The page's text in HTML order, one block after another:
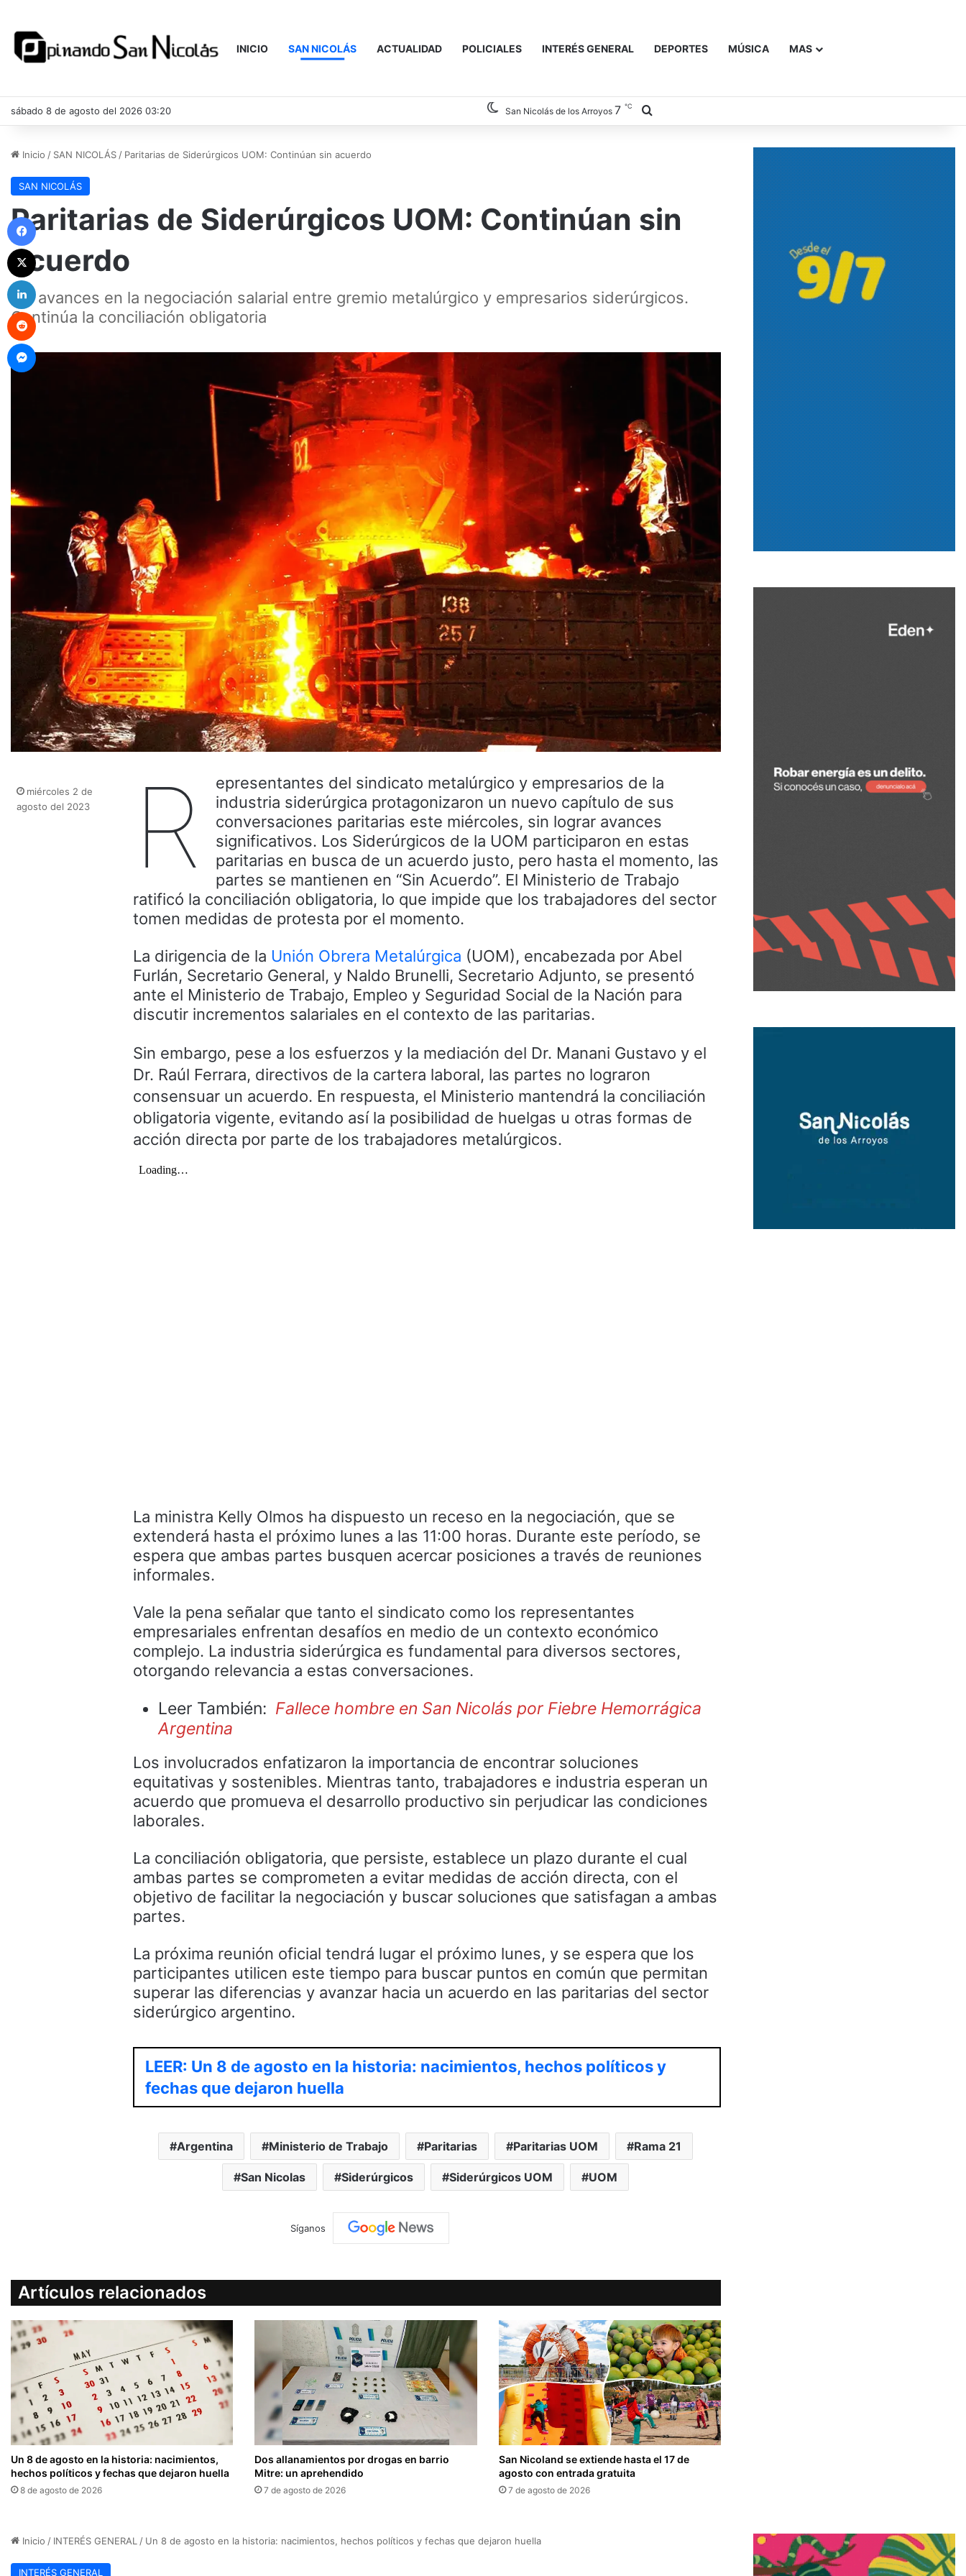
INICIO SAN NICOLÁS ACTUALIDAD POLICIALES INTERÉS GENERAL DEPORTES MÚSICA MAS
sábado 8 de agosto del 2026 03:20 San Nicolás de los Arroyos 7 ℃ Buscar
Inicio / SAN NICOLÁS / Paritarias de Siderúrgicos UOM: Continúan sin acuerdo
SAN NICOLÁS
Paritarias de Siderúrgicos UOM: Continúan sin
acuerdo
Sin avances en la negociación salarial entre gremio metalúrgico y empresarios siderúrgicos.
Continúa la conciliación obligatoria
R
epresentantes del sindicato metalúrgico y empresarios de la
industria siderúrgica protagonizaron un nuevo capítulo de sus
conversaciones paritarias este miércoles, sin lograr avances
significativos. Los Siderúrgicos de la UOM participaron en estas
paritarias en busca de un acuerdo justo, pero hasta el momento, las
partes se mantienen en “Sin Acuerdo”. El Ministerio de Trabajo
ratificó la conciliación obligatoria, lo que impide que los trabajadores del sector
tomen medidas de protesta por el momento.
La dirigencia de la Unión Obrera Metalúrgica (UOM), encabezada por Abel
Furlán, Secretario General, y Naldo Brunelli, Secretario Adjunto, se presentó
ante el Ministerio de Trabajo, Empleo y Seguridad Social de la Nación para
discutir incrementos salariales en el contexto de las paritarias.
Sin embargo, pese a los esfuerzos y la mediación del Dr. Manani Gustavo y el
Dr. Raúl Ferrara, directivos de la cartera laboral, las partes no lograron
consensuar un acuerdo. En respuesta, el Ministerio mantendrá la conciliación
obligatoria vigente, evitando así la posibilidad de huelgas u otras formas de
acción directa por parte de los trabajadores metalúrgicos.
La ministra Kelly Olmos ha dispuesto un receso en la negociación, que se
extenderá hasta el próximo lunes a las 11:00 horas. Durante este período, se
espera que ambas partes busquen acercar posiciones a través de reuniones
informales.
Vale la pena señalar que tanto el sindicato como los representantes
empresariales enfrentan desafíos en medio de un contexto económico
complejo. La industria siderúrgica es fundamental para diversos sectores,
otorgando relevancia a estas conversaciones.
Leer También: Fallece hombre en San Nicolás por Fiebre Hemorrágica
Argentina
Los involucrados enfatizaron la importancia de encontrar soluciones
equitativas y sostenibles. Mientras tanto, trabajadores e industria esperan un
acuerdo que promueva el desarrollo productivo sin perjudicar las condiciones
laborales.
La conciliación obligatoria, que persiste, establece un plazo durante el cual
ambas partes se comprometen a evitar medidas de acción directa, con el
objetivo de facilitar la negociación y buscar soluciones que satisfagan a ambas
partes.
La próxima reunión oficial tendrá lugar el próximo lunes, y se espera que los
participantes utilicen este tiempo para buscar puntos en común que permitan
superar las diferencias y avanzar hacia un acuerdo en las paritarias del sector
siderúrgico argentino.
LEER: Un 8 de agosto en la historia: nacimientos, hechos políticos y
fechas que dejaron huella
Argentina Ministerio de Trabajo Paritarias Paritarias UOM Rama 21
San Nicolas Siderúrgicos Siderúrgicos UOM UOM
miércoles 2 de
agosto del 2023
Síganos
Artículos relacionados
Un 8 de agosto en la historia: nacimientos,
hechos políticos y fechas que dejaron huella
8 de agosto de 2026
Dos allanamientos por drogas en barrio
Mitre: un aprehendido
7 de agosto de 2026
San Nicoland se extiende hasta el 17 de
agosto con entrada gratuita
7 de agosto de 2026
Facebook
Reddit